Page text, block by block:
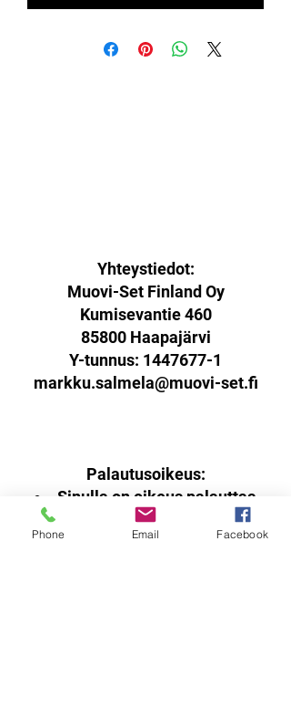
Yhteystiedot:
Muovi-Set Finland Oy
Kumisevantie 460
85800 Haapajärvi
Y-tunnus: 1447677-1
markku.salmela@muovi-set.fi
Palautusoikeus:
Sinulla on oikeus palauttaa
verkkokaupasta ostamasi tuotteet
14 päivän kuluessa
Phone Email Facebook